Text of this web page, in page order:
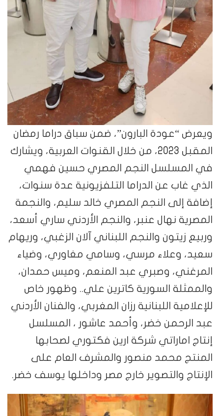
ويعرض “عودة البارون”، ضمن سباق دراما رمضان
المقبل 2023، من خلال القنوات العربية، ويشارك
في المسلسل النجم المصري حسين فهمي
الذي غاب عن الدراما التلفزيونية عدة سنوات،
إضافة إلى النجم المصري خالد سليم، والنجمة
المصرية نهال عنبر، والنجم الأردني ساري أسعد،
وربيع زيتون والنجم اللبناني آلان الزغبي، وريهام
سعيد، وعلاء مرسي، وسامي مغاوري، وضياء
المرغني، وصبري عبد المنعم، وميس حمدان،
والممثلة السورية كاترين علي.. وظهور خاص
للإعلامية اللبنانية رزان المغربي، والفنان الأردني
عبد الرحمن خضر، وأحمد عاشور ، المسلسل
إنتاج اماراتي شركة ارين فكتوري لصحابها
المنتج محمد منصور والمشرف العام على
الإنتاج والتصوير خارج مصر وداخلها يوسف خضر.